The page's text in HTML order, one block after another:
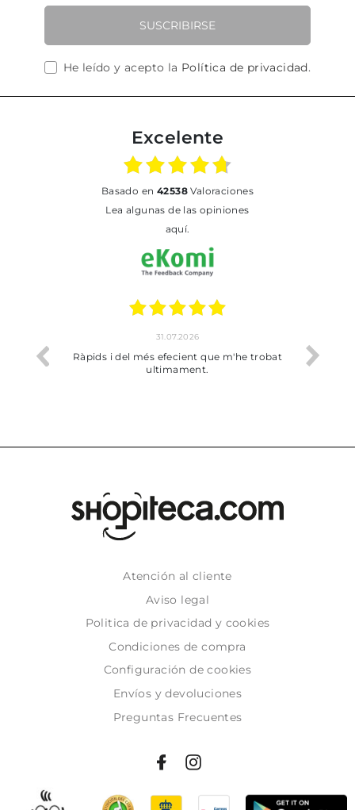
SUSCRIBIRSE
He leído y acepto la Política de privacidad.
Excelente
basado en 42538Valoraciones
Lea algunas de las opiniones
aquí.
31.07.2026
Ràpids i del més efecient que m'he trobat
ultimament.
Atención al cliente
Aviso legal
Politica de privacidad y cookies
Condiciones de compra
Configuración de cookies
Envíos y devoluciones
Preguntas Frecuentes